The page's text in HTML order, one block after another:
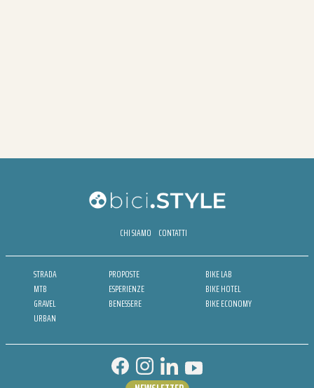
CHI SIAMO CONTATTI
STRADA
MTB
GRAVEL
URBAN
PROPOSTE
ESPERIENZE
BENESSERE
BIKE LAB
BIKE HOTEL
BIKE ECONOMY